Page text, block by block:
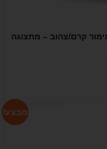
מבצע!